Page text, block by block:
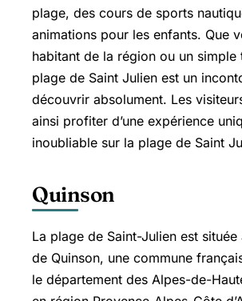
plage, des cours de sports
animations pour les enfants. Que
habitant de la région ou un simple
plage de Saint Julien est un
découvrir absolument. Les
ainsi profiter d’une expérience
inoubliable sur la plage de Saint
Quinson
La plage de Saint-Julien est
de Quinson, une commune
le département des Alpes-de-